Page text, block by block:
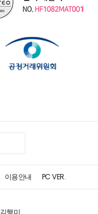
이용안내 PC VER.